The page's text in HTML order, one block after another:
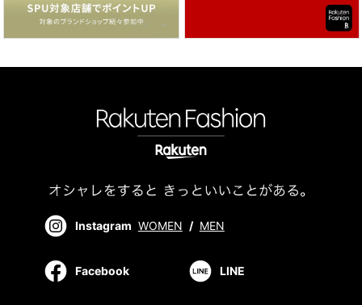
Instagram WOMEN / MEN
Facebook LINE